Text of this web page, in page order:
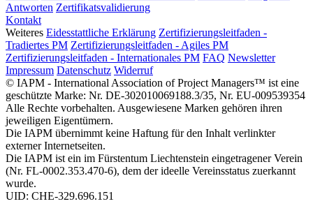
Antworten Zertifikatsvalidierung
Kontakt
Weiteres Eidesstattliche Erklärung Zertifizierungsleitfaden -
Tradiertes PM Zertifizierungsleitfaden - Agiles PM
Zertifizierungsleitfaden - Internationales PM FAQ Newsletter
Impressum Datenschutz Widerruf
© IAPM - International Association of Project Managers™ ist eine
geschützte Marke: Nr. DE-302010069188.3/35, Nr. EU-009539354
Alle Rechte vorbehalten. Ausgewiesene Marken gehören ihren
jeweiligen Eigentümern.
Die IAPM übernimmt keine Haftung für den Inhalt verlinkter
externer Internetseiten.
Die IAPM ist ein im Fürstentum Liechtenstein eingetragener Verein
(Nr. FL-0002.353.470-6), dem der ideelle Vereinsstatus zuerkannt
wurde.
UID: CHE-329.696.151